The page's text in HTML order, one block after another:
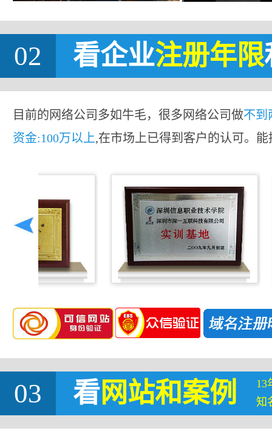
02 看企业注册年限
目前的网络公司多如牛毛，很多网络公司做不到
资金:100万以上,在市场上已得到客户的认可。
03 看网站和案例
13
知